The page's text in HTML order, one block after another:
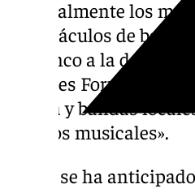
especialmente los
espectáculos de baile
flamenco a la danza
de fitnes Forum y la
artista y bandas
géneros musicales».
Según se ha